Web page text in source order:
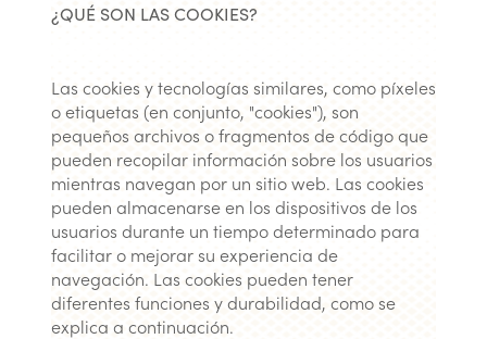
¿QUÉ SON LAS COOKIES?
Las cookies y tecnologías similares, como píxeles
o etiquetas (en conjunto, "cookies"), son
pequeños archivos o fragmentos de código que
pueden recopilar información sobre los usuarios
mientras navegan por un sitio web. Las cookies
pueden almacenarse en los dispositivos de los
usuarios durante un tiempo determinado para
facilitar o mejorar su experiencia de
navegación. Las cookies pueden tener
diferentes funciones y durabilidad, como se
explica a continuación.